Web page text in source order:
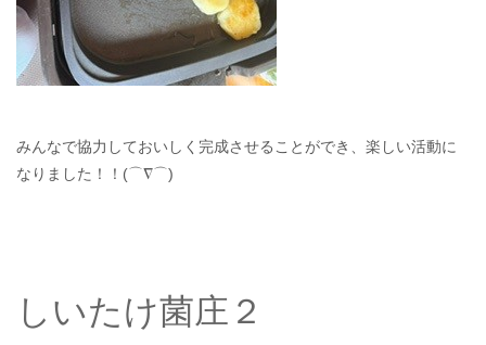
みんなで協力しておいしく完成させることができ、楽しい活動に
なりました！！(⌒∇⌒)
しいたけ菌庄２